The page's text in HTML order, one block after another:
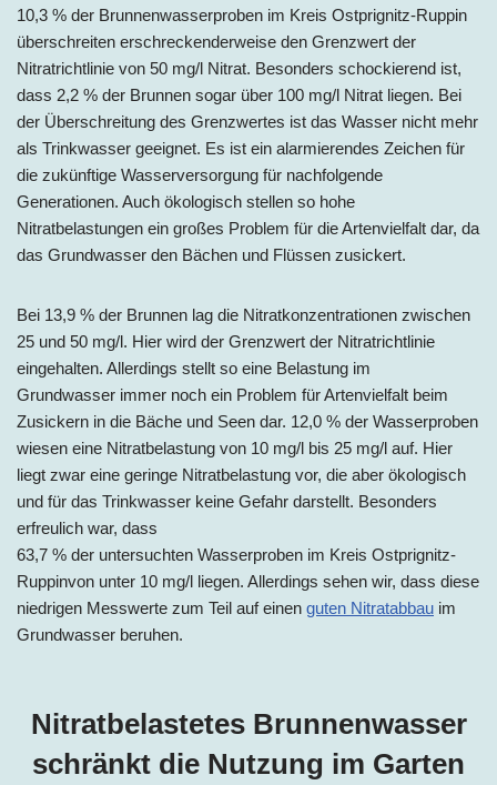
10,3 % der Brunnenwasserproben im Kreis Ostprignitz-Ruppin
überschreiten erschreckenderweise den Grenzwert der
Nitratrichtlinie von 50 mg/l Nitrat. Besonders schockierend ist,
dass 2,2 % der Brunnen sogar über 100 mg/l Nitrat liegen. Bei
der Überschreitung des Grenzwertes ist das Wasser nicht mehr
als Trinkwasser geeignet. Es ist ein alarmierendes Zeichen für
die zukünftige Wasserversorgung für nachfolgende
Generationen. Auch ökologisch stellen so hohe
Nitratbelastungen ein großes Problem für die Artenvielfalt dar, da
das Grundwasser den Bächen und Flüssen zusickert.
Bei 13,9 % der Brunnen lag die Nitratkonzentrationen zwischen
25 und 50 mg/l. Hier wird der Grenzwert der Nitratrichtlinie
eingehalten. Allerdings stellt so eine Belastung im
Grundwasser immer noch ein Problem für Artenvielfalt beim
Zusickern in die Bäche und Seen dar. 12,0 % der Wasserproben
wiesen eine Nitratbelastung von 10 mg/l bis 25 mg/l auf. Hier
liegt zwar eine geringe Nitratbelastung vor, die aber ökologisch
und für das Trinkwasser keine Gefahr darstellt. Besonders
erfreulich war, dass
63,7 % der untersuchten Wasserproben im Kreis Ostprignitz-
Ruppinvon unter 10 mg/l liegen. Allerdings sehen wir, dass diese
niedrigen Messwerte zum Teil auf einen guten Nitratabbau im
Grundwasser beruhen.
Nitratbelastetes Brunnenwasser
schränkt die Nutzung im Garten